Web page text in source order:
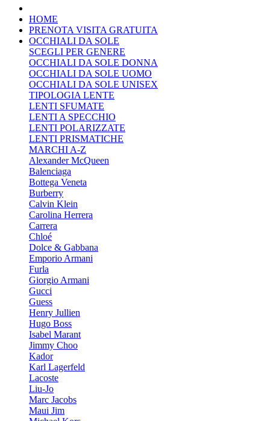
HOME
PRENOTA VISITA GRATUITA
OCCHIALI DA SOLE
SCEGLI PER GENERE
OCCHIALI DA SOLE DONNA
OCCHIALI DA SOLE UOMO
OCCHIALI DA SOLE UNISEX
TIPOLOGIA LENTE
LENTI SFUMATE
LENTI A SPECCHIO
LENTI POLARIZZATE
LENTI PRISMATICHE
MARCHI A-Z
Alexander McQueen
Balenciaga
Bottega Veneta
Burberry
Calvin Klein
Carolina Herrera
Carrera
Chloé
Dolce & Gabbana
Emporio Armani
Furla
Giorgio Armani
Gucci
Guess
Henry Jullien
Hugo Boss
Isabel Marant
Jimmy Choo
Kador
Karl Lagerfeld
Lacoste
Liu-Jo
Marc Jacobs
Maui Jim